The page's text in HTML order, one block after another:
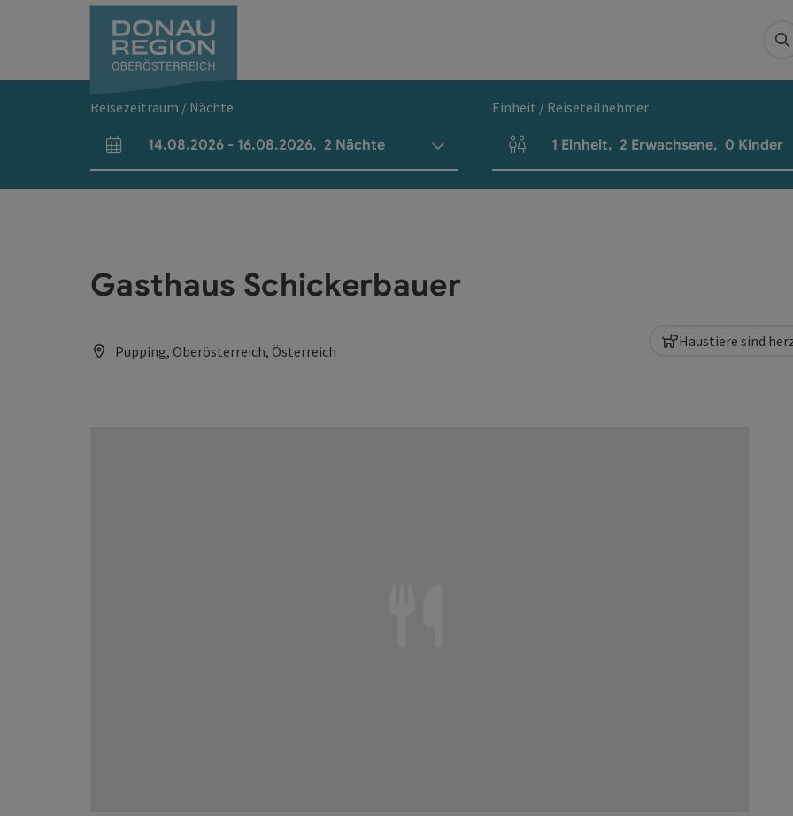
Reisezeitraum / Nächte
An- und Abreisefelder
14.08.2026 - 16.08.2026, 2 Nächte
Einheit / Reiseteilnehmer
Einheitenanzahl und Personenfelder
1 Einheit, 2 Erwachsene, 0 Kinder
Gasthaus Schickerbauer
Pupping, Oberösterreich, Österreich
Haustiere sind